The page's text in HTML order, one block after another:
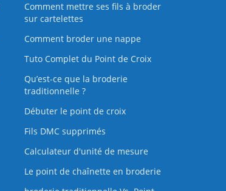
Comment mettre ses fils à broder
sur cartelettes
Comment broder une nappe
Tuto Complet du Point de Croix
Qu’est-ce que la broderie
traditionnelle ?
Débuter le point de croix
Fils DMC supprimés
Calculateur d'unité de mesure
Le point de chaînette en broderie